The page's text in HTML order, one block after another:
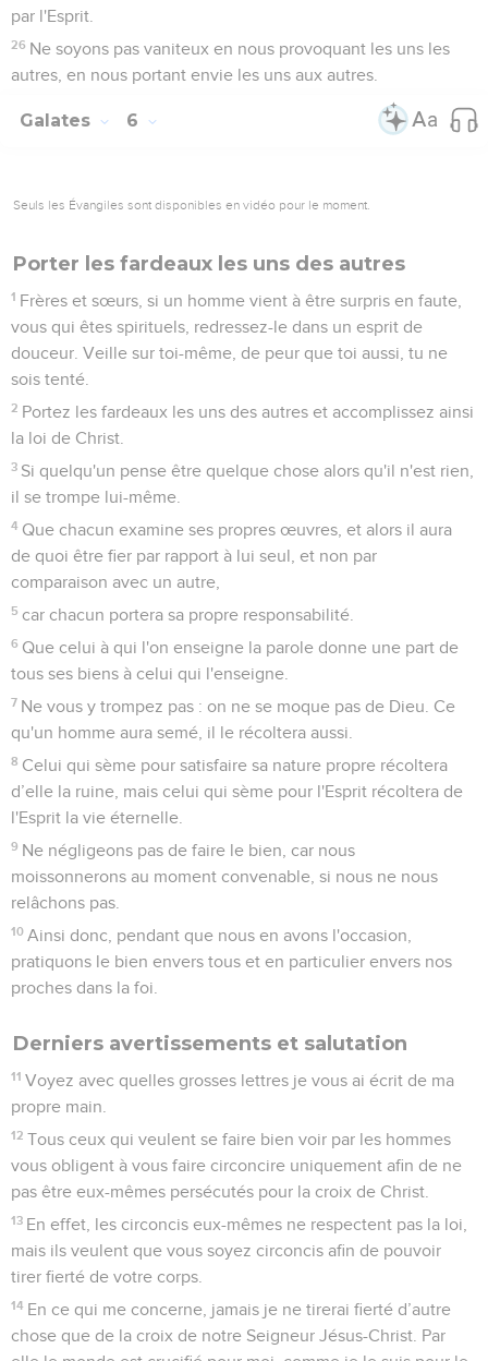
par l'Esprit.
26 Ne soyons pas vaniteux en nous provoquant les uns les
autres, en nous portant envie les uns aux autres.
Galates 6
Seuls les Évangiles sont disponibles en vidéo pour le moment.
Porter les fardeaux les uns des autres
1 Frères et sœurs, si un homme vient à être surpris en faute,
vous qui êtes spirituels, redressez-le dans un esprit de
douceur. Veille sur toi-même, de peur que toi aussi, tu ne
sois tenté.
2 Portez les fardeaux les uns des autres et accomplissez ainsi
la loi de Christ.
3 Si quelqu'un pense être quelque chose alors qu'il n'est rien,
il se trompe lui-même.
4 Que chacun examine ses propres œuvres, et alors il aura
de quoi être fier par rapport à lui seul, et non par
comparaison avec un autre,
5 car chacun portera sa propre responsabilité.
6 Que celui à qui l'on enseigne la parole donne une part de
tous ses biens à celui qui l'enseigne.
7 Ne vous y trompez pas : on ne se moque pas de Dieu. Ce
qu'un homme aura semé, il le récoltera aussi.
8 Celui qui sème pour satisfaire sa nature propre récoltera
d’elle la ruine, mais celui qui sème pour l'Esprit récoltera de
l'Esprit la vie éternelle.
9 Ne négligeons pas de faire le bien, car nous
moissonnerons au moment convenable, si nous ne nous
relâchons pas.
10 Ainsi donc, pendant que nous en avons l'occasion,
pratiquons le bien envers tous et en particulier envers nos
proches dans la foi.
Derniers avertissements et salutation
11 Voyez avec quelles grosses lettres je vous ai écrit de ma
propre main.
12 Tous ceux qui veulent se faire bien voir par les hommes
vous obligent à vous faire circoncire uniquement afin de ne
pas être eux-mêmes persécutés pour la croix de Christ.
13 En effet, les circoncis eux-mêmes ne respectent pas la loi,
mais ils veulent que vous soyez circoncis afin de pouvoir
tirer fierté de votre corps.
14 En ce qui me concerne, jamais je ne tirerai fierté d’autre
chose que de la croix de notre Seigneur Jésus-Christ. Par